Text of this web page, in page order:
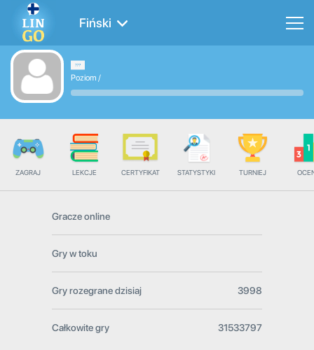
Fiński
Poziom /
ZAGRAJ LEKCJE CERTYFIKAT STATYSTYKI TURNIEJ
Gracze online
Gry w toku
Gry rozegrane dzisiaj 3998
Całkowite gry 31533797